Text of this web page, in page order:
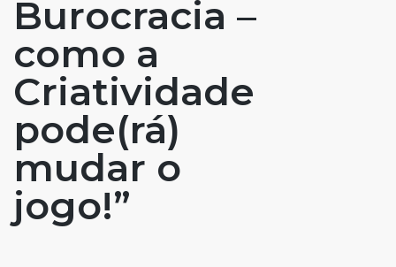
Burocracia –
como a
Criatividade
pode(rá)
mudar o
jogo!”